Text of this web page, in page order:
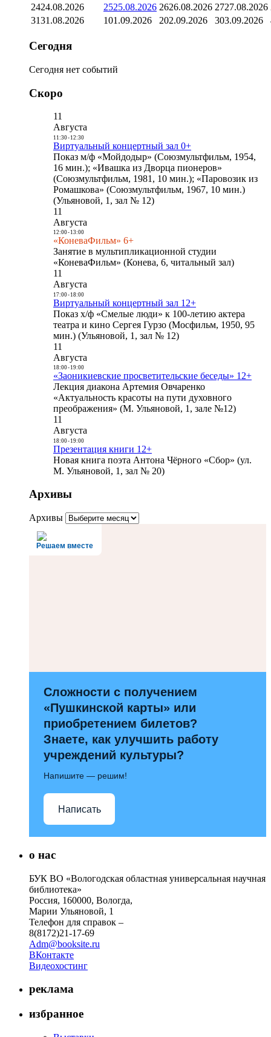
2424.08.2026 2525.08.2026 2626.08.2026 2727.08.2026
3131.08.2026 101.09.2026 202.09.2026 303.09.2026
Сегодня
Сегодня нет событий
Скоро
11
Августа
11:30- 12:30
Виртуальный концертный зал 0+
Показ м/ф «Мойдодыр» (Союзмультфильм, 1954,
16 мин.); «Ивашка из Дворца пионеров»
(Союзмультфильм, 1981, 10 мин.); «Паровозик из
Ромашкова» (Союзмультфильм, 1967, 10 мин.)
(Ульяновой, 1, зал № 12)
11
Августа
12:00- 13:00
«КоневаФильм» 6+
Занятие в мультипликационной студии
«КоневаФильм» (Конева, 6, читальный зал)
11
Августа
17:00- 18:00
Виртуальный концертный зал 12+
Показ х/ф «Смелые люди» к 100-летию актера
театра и кино Сергея Гурзо (Мосфильм, 1950, 95
мин.) (Ульяновой, 1, зал № 12)
11
Августа
18:00- 19:00
«Заоникиевские просветительские беседы» 12+
Лекция диакона Артемия Овчаренко
«Актуальность красоты на пути духовного
преображения» (М. Ульяновой, 1, зале №12)
11
Августа
18:00- 19:00
Презентация книги 12+
Новая книга поэта Антона Чёрного «Сбор» (ул.
М. Ульяновой, 1, зал № 20)
Архивы
Архивы
Решаем вместе
Сложности с получением
«Пушкинской карты» или
приобретением билетов?
Знаете, как улучшить работу
учреждений культуры?
Напишите — решим!
Написать
о нас
БУК ВО «Вологодская областная универсальная научная
библиотека»
Россия, 160000, Вологда,
Марии Ульяновой, 1
Телефон для справок –
8(8172)21-17-69
Adm@booksite.ru
ВКонтакте
Видеохостинг
реклама
избранное